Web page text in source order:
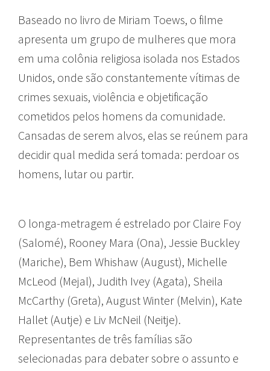
Baseado no livro de Miriam Toews, o filme
apresenta um grupo de mulheres que mora
em uma colônia religiosa isolada nos Estados
Unidos, onde são constantemente vítimas de
crimes sexuais, violência e objetificação
cometidos pelos homens da comunidade.
Cansadas de serem alvos, elas se reúnem para
decidir qual medida será tomada: perdoar os
homens, lutar ou partir.
O longa-metragem é estrelado por Claire Foy
(Salomé), Rooney Mara (Ona), Jessie Buckley
(Mariche), Bem Whishaw (August), Michelle
McLeod (Mejal), Judith Ivey (Agata), Sheila
McCarthy (Greta), August Winter (Melvin), Kate
Hallet (Autje) e Liv McNeil (Neitje).
Representantes de três famílias são
selecionadas para debater sobre o assunto e